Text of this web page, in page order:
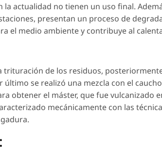
la actualidad no tienen un uso final.
presentan un proceso de
el medio ambiente y contribuye al
trituración de los residuos,
se realizó una mezcla con el
obtener el máster, que fue vulcanizado
mecánicamente con las